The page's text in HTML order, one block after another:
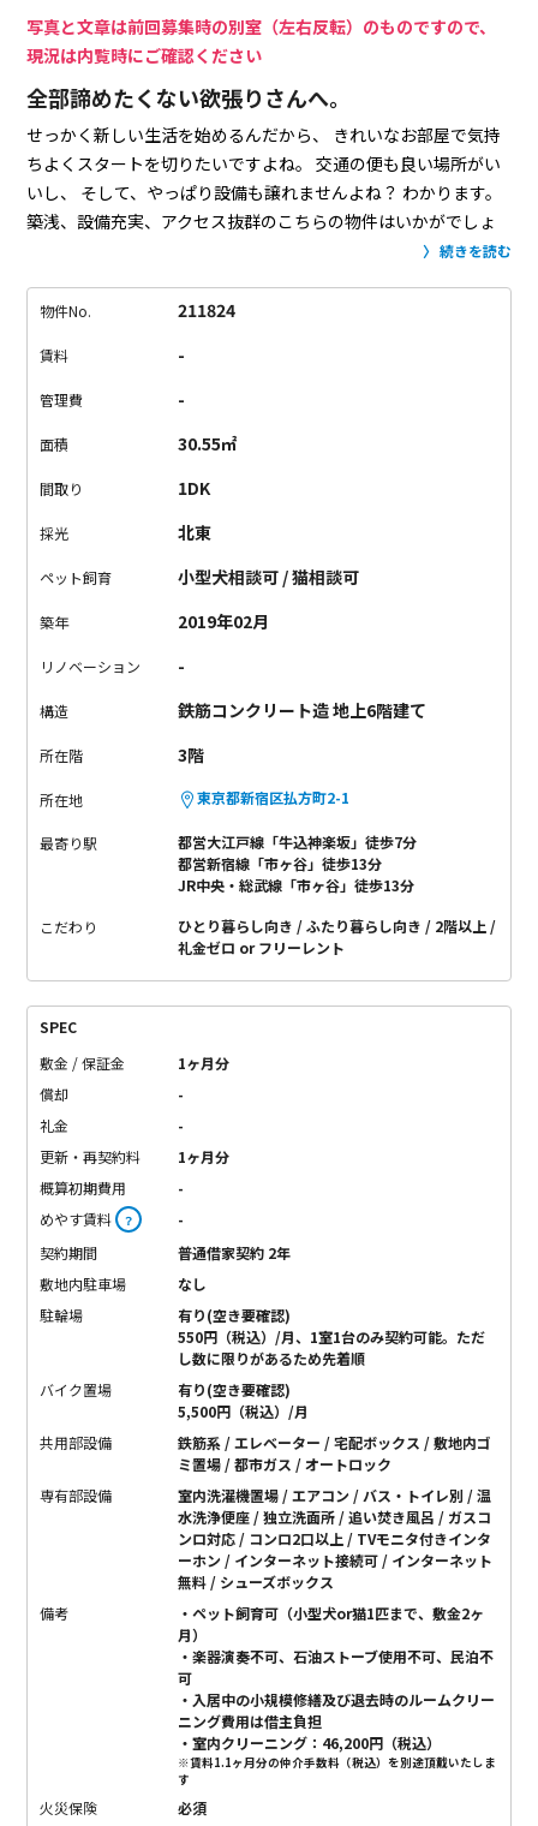
写真と文章は前回募集時の別室（左右反転）のものですので、
現況は内覧時にご確認ください
全部諦めたくない欲張りさんへ。
せっかく新しい生活を始めるんだから、
きれいなお部屋で気持
ちよくスタートを切りたいですよね。
交通の便も良い場所がい
いし、
そして、やっぱり設備も譲れませんよね？ わかります。
築浅、設備充実、アクセス抜群のこちらの物件はいかがでしょ
ちなみにペットも飼育可能というありがたポイント付
が、四角い間取りは使い勝手もよく、
ですが、
でも、その分、満たしてくれるお部屋だと思います！
せっかくのお部屋さがし、納得いくお部屋を見つけてください
続きを読む
物件No. 211824
賃料 -
管理費 -
面積 30.55㎡
間取り 1DK
採光 北東
ペット飼育 小型犬相談可 / 猫相談可
築年 2019年02月
リノベーション -
構造 鉄筋コンクリート造 地上6階建て
所在階 3階
所在地 東京都新宿区払方町2-1
最寄り駅
都営大江戸線「牛込神楽坂」徒歩7分
都営新宿線「市ヶ谷」徒歩13分
JR中央・総武線「市ヶ谷」徒歩13分
こだわり ひとり暮らし向き ふたり暮らし向き
2階以上
礼金ゼロ or フリーレント
SPEC
敷金 / 保証金
1ヶ月分
償却
-
礼金
-
更新・再契約料
1ヶ月分
概算初期費用
-
めやす賃料 ？
-
契約期間
普通借家契約 2年
敷地内駐車場
なし
駐輪場
有り(空き要確認)
550円（税込）/月、1室1台のみ契約可能。ただ
し数に限りがあるため先着順
バイク置場
有り(空き要確認)
5,500円（税込）/月
共用部設備
鉄筋系 / エレベーター / 宅配ボックス / 敷地内ゴ
ミ置場 / 都市ガス / オートロック
専有部設備
室内洗濯機置場 / エアコン / バス・トイレ別 / 温
水洗浄便座 / 独立洗面所 / 追い焚き風呂 / ガスコ
ンロ対応 / コンロ2口以上 / TVモニタ付きインタ
ーホン / インターネット接続可 / インターネット
無料 / シューズボックス
備考
・ペット飼育可（小型犬or猫1匹まで、敷金2ヶ
月）
・楽器演奏不可、石油ストーブ使用不可、民泊不
可
・入居中の小規模修繕及び退去時のルームクリー
ニング費用は借主負担
・室内クリーニング：46,200円（税込）
※賃料1.1ヶ月分の仲介手数料（税込）を別途頂戴いたしま
す
火災保険 必須